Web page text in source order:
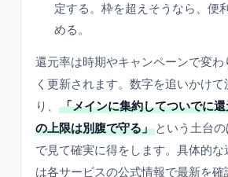
定する。枠を超えそうなら、便
める。
還元率は時期やキャンペーンで変
く更新されます。数字を追いかけて
り、
「メインに集約してついでに
の上限は別腹で守る」 という土台
で見て確実に得をします。具体的
は各サービスの公式情報で最新を確